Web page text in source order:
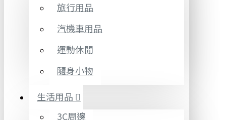
旅行用品
汽機車用品
運動休閒
隨身小物
生活用品
3C周邊